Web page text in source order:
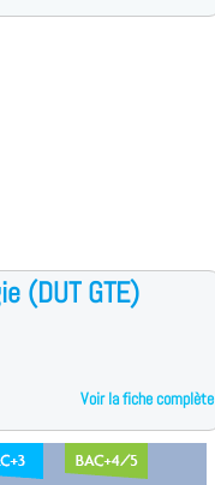
(DUT GTE)
Voir la fiche complète